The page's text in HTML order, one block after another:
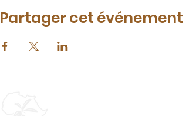
Partager cet événement